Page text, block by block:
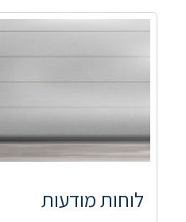
לוחות מודעות